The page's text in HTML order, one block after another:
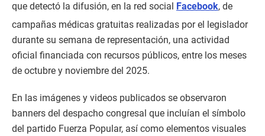
que detectó la difusión, en la red social Facebook, de
campañas médicas gratuitas realizadas por el legislador
durante su semana de representación, una actividad
oficial financiada con recursos públicos, entre los meses
de octubre y noviembre del 2025.
En las imágenes y videos publicados se observaron
banners del despacho congresal que incluían el símbolo
del partido Fuerza Popular, así como elementos visuales